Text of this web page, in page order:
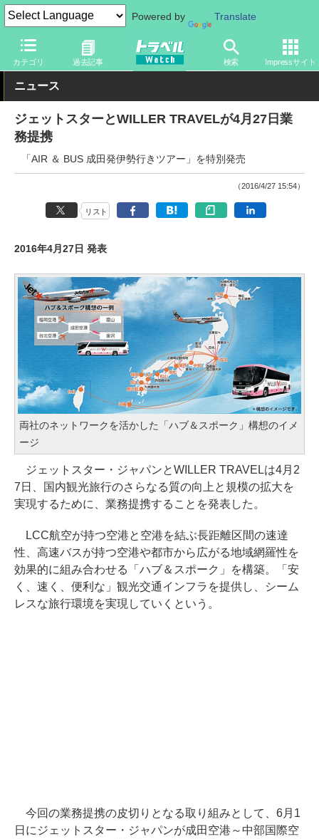
Powered by Translate
カテゴリ 過去記事 検索 Impressサイト
トラベル Watch 旅の方法 空旅 飛行機
ニュース
ジェットスターとWILLER TRAVELが4月27日業
務提携
「AIR ＆ BUS 成田発伊勢行きツアー」を特別発売
（2016/4/27 15:54）
リスト
2016年4月27日 発表
両社のネットワークを活かした「ハブ＆スポーク」構想のイメ
ージ
ジェットスター・ジャパンとWILLER TRAVELは4月2
7日、国内観光旅行のさらなる質の向上と規模の拡大を
実現するために、業務提携することを発表した。
LCC航空が持つ空港と空港を結ぶ長距離区間の速達
性、高速バスが持つ空港や都市から広がる地域網羅性を
効果的に組み合わせる「ハブ＆スポーク」を構築。「安
く、速く、便利な」観光交通インフラを提供し、シーム
レスな旅行環境を実現していくという。
今回の業務提携の皮切りとなる取り組みとして、6月1
日にジェットスター・ジャパンが成田空港～中部国際空